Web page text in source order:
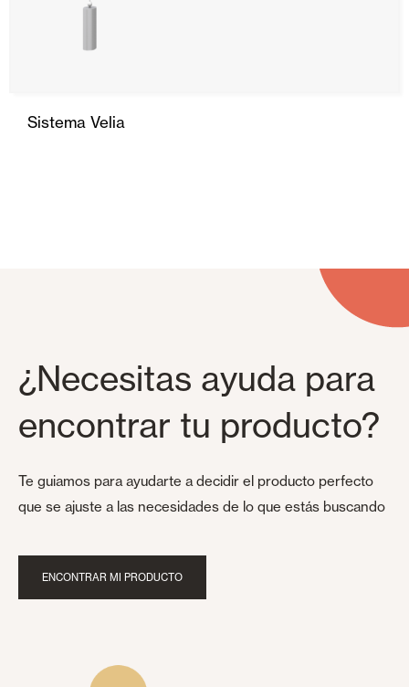
Sistema Velia
¿Necesitas ayuda para
encontrar tu producto?
Te guiamos para ayudarte a decidir el producto perfecto
que se ajuste a las necesidades de lo que estás buscando
ENCONTRAR MI PRODUCTO